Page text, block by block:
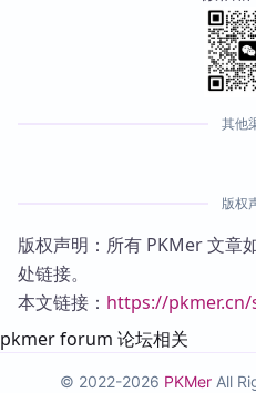
其他
版权
版权声明：所有 PKMer 文章
处链接。
本文链接： https://pkmer.cn/
pkmer forum 论坛相关
© 2022-2026 PKMer All